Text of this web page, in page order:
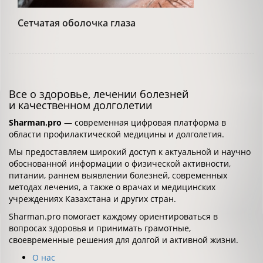
Сетчатая оболочка глаза
Все о здоровье, лечении болезней
и качественном долголетии
Sharman.pro — современная цифровая платформа в
области профилактической медицины и долголетия.
Мы предоставляем широкий доступ к актуальной и научно
обоснованной информации о физической активности,
питании, раннем выявлении болезней, современных
методах лечения, а также о врачах и медицинских
учреждениях Казахстана и других стран.
Sharman.pro помогает каждому ориентироваться в
вопросах здоровья и принимать грамотные,
своевременные решения для долгой и активной жизни.
О нас